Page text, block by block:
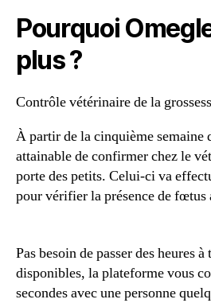
Pourquoi
plus ?
Contrôle vétérinaire de la
À partir de la cinquième semaine
attainable de confirmer chez le
porte des petits. Celui-ci va
pour vérifier la présence de fœtus
Pas besoin de passer des heures
disponibles, la plateforme vous
secondes avec une personne